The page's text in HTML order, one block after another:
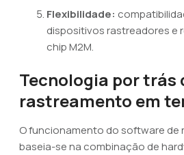
Flexibilidade:
dispositivos rastreadores e
chip M2M.
Tecnologia por trás
rastreamento em
O funcionamento do software
baseia-se na combinação de